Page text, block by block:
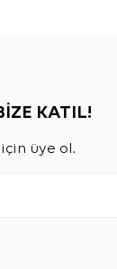
KATIL!
üye ol.